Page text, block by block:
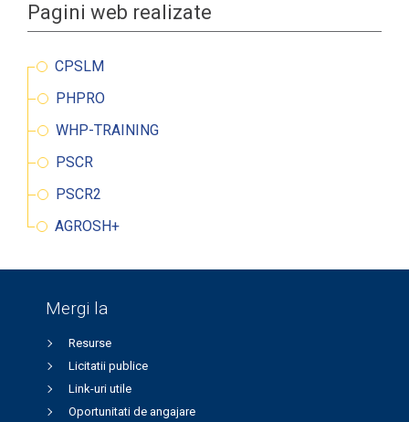
Pagini web realizate
CPSLM
PHPRO
WHP-TRAINING
PSCR
PSCR2
AGROSH+
Mergi la
Resurse
Licitatii publice
Link-uri utile
Oportunitati de angajare